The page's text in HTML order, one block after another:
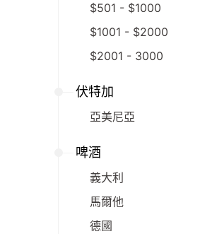
$501 - $1000
$1001 - $2000
$2001 - 3000
伏特加
亞美尼亞
啤酒
義大利
馬爾他
德國